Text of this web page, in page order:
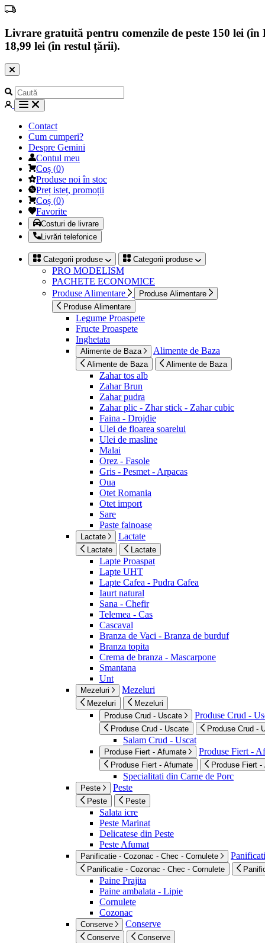
Livrare gratuită pentru comenzile de peste 150 lei
18,99 lei (în restul țării).
Contact
Cum cumperi?
Despre Gemini
Contul meu
Coș (0)
Produse noi în stoc
Preț isteț, promoții
Coș (0)
Favorite
Costuri de livrare
Livrări telefonice
Categorii produse Categorii produse
PRO MODELISM
PACHETE ECONOMICE
Produse Alimentare
Produse Alimentare
Produse Alimentare
Legume Proaspete
Fructe Proaspete
Inghetata
Alimente de Baza Alimente de Baza
Alimente de Baza Alimente de Baza
Zahar tos alb
Zahar Brun
Zahar pudra
Zahar plic - Zhar stick - Zahar cubic
Faina - Drojdie
Ulei de floarea soarelui
Ulei de masline
Malai
Orez - Fasole
Gris - Pesmet - Arpacas
Oua
Otet Romania
Otet import
Sare
Paste fainoase
Lactate Lactate
Lactate Lactate
Lapte Proaspat
Lapte UHT
Lapte Cafea - Pudra Cafea
Iaurt natural
Sana - Chefir
Telemea - Cas
Cascaval
Branza de Vaci - Branza de burduf
Branza topita
Crema de branza - Mascarpone
Smantana
Unt
Mezeluri Mezeluri
Mezeluri
Mezeluri
Produse Crud - Uscate
Produse Crud -
Produse Crud - Uscate Produse Crud -
Salam Crud - Uscat
Produse Fiert - Afumate Produse Fiert -
Produse Fiert - Afumate Produse Fiert -
Specialitati din Carne de Porc
Peste Peste
Peste Peste
Salata icre
Peste Marinat
Delicatese din Peste
Peste Afumat
Panificatie - Cozonac - Chec - Cornulete
Panificatie - Cozonac - Chec - Cornulete
Paine Prajita
Paine ambalata - Lipie
Cornulete
Cozonac
Conserve Conserve
Conserve Conserve